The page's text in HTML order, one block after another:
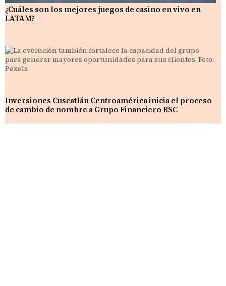
¿Cuáles son los mejores juegos de casino en vivo en
LATAM?
Inversiones Cuscatlán Centroamérica inicia el proceso
de cambio de nombre a Grupo Financiero BSC